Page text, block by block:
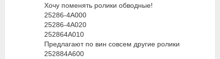
Хочу поменять ролики обводные!
25286-4A000
25286-4A020
252864A010
Предлагают по вин совсем другие ролики
252884A600